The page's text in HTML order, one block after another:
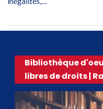
Bibliothèque
libres de droits |